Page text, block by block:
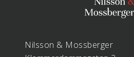
Nilsson & Mossberger